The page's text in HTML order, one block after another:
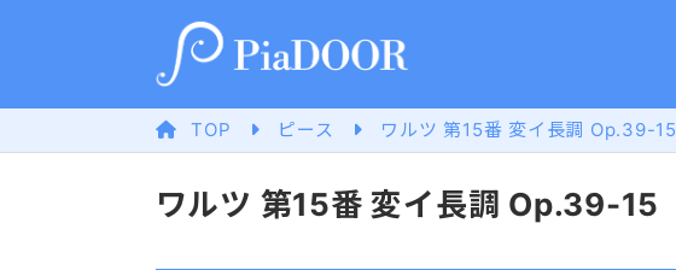
TOP ピース ワルツ 第15番 変イ長調 Op.39-15
ワルツ 第15番 変イ長調 Op.39-15